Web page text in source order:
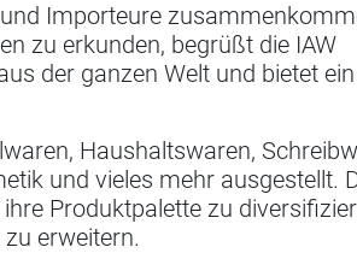
Importeure
zu erkunden, begrüßt die IAW
der ganzen Welt und bietet
Haushaltswaren,
und vieles mehr ausgestellt.
Produktpalette zu
erweitern.